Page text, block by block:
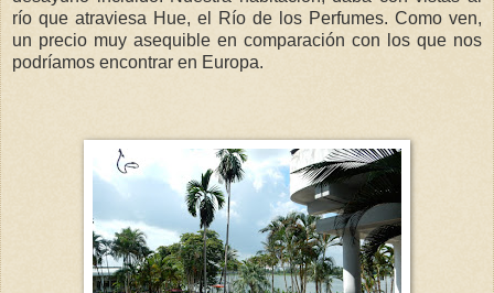
río que atraviesa Hue, el Río de los Perfumes. Como ven,
un precio muy asequible en comparación con los que nos
podríamos encontrar en Europa.